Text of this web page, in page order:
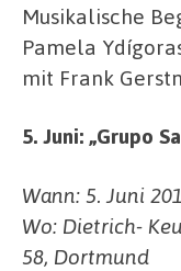
Musikalische
Pamela
mit Frank
5. Juni: „Grupo
Wann: 5. Juni
Wo: Dietrich-
58, Dortmund